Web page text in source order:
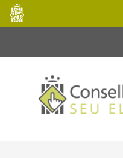
Salta al contingut principal
Consell
de
Mallorca